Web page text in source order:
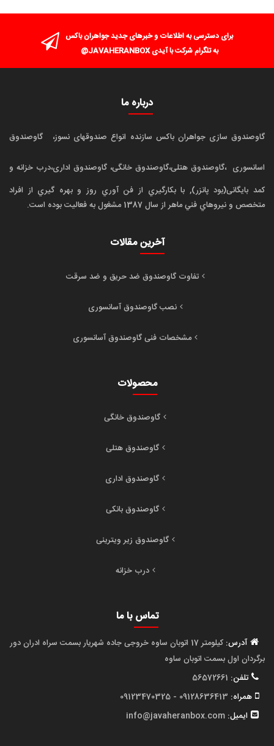
برای دسترسی به اطلاعات و خبرهای جدید جواهران باکس
به تلگرام شرکت با آیدی JAVAHERANBOX@
درباره ما
گاوصندوق سازی جواهران باکس سازنده انواع صندوقهای نسوز، گاوصندوق
اسانسوری ،گاوصندوق هتلی،گاوصندوق خانگی، گاوصندوق اداری،درب خزانه و
کمد بایگانی(بود پانزر), با بکارگيري از فن آوري روز و بهره گيري از افراد
متخصص و نيروهاي فني ماهر از سال 1387 مشغول به فعاليت بوده است.
آخرین مقالات
تفاوت گاوصندوق ضد حریق و ضد سرقت
نصب گاوصندوق آسانسوری
مشخصات فنی گاوصندوق آسانسوری
محصولات
گاوصندوق خانگی
گاوصندوق هتلی
گاوصندوق اداری
گاوصندوق بانکی
گاوصندوق زیر ویترینی
درب خزانه
تماس با ما
آدرس:
کیلومتر 17 اتوبان ساوه خروجی جاده شهریار بسمت سراه ادران دور
برگردان اول بسمت اتوبان ساوه
تلفن:
همراه:
ایمیل: